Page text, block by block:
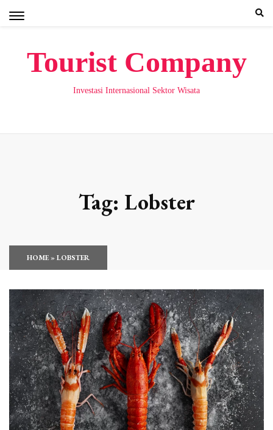
Tourist Company
Investasi Internasional Sektor Wisata
Tag: Lobster
HOME»LOBSTER